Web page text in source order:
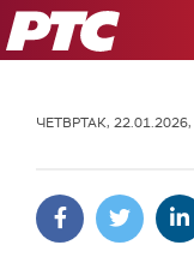
РТС
ЧЕТВРТАК,